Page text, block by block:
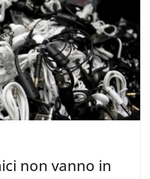
non vanno in